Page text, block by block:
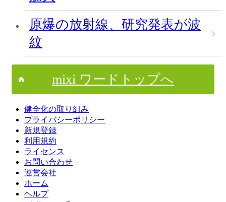
原爆の放射線、研究発表が波
紋
mixi ワードトップへ
健全化の取り組み
プライバシーポリシー
新規登録
利用規約
ライセンス
お問い合わせ
運営会社
ホーム
ヘルプ